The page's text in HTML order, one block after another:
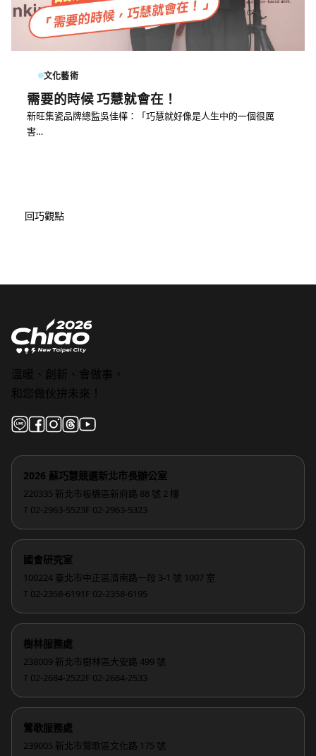
文化藝術
需要的時候 巧慧就會在！
新旺集瓷品牌總監吳佳樺：「巧慧就好像是人生中的一個很厲
害…
回巧觀點
溫暖、創新、會做事，
和您做伙拚未來！
2026 蘇巧慧競選新北市長辦公室
220335 新北市板橋區新府路 88 號 2 樓
T 02-2963-5523F 02-2963-5323
國會研究室
100224 臺北市中正區濟南路一段 3-1 號 1007 室
T 02-2358-6191 F 02-2358-6195
樹林服務處
238009 新北市樹林區大安路 499 號
T 02-2684-2522F 02-2684-2533
鶯歌服務處
239005 新北市鶯歌區文化路 175 號